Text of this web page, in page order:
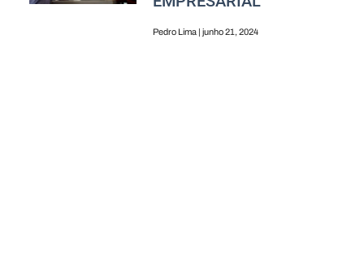
Pedro Lima junho 21, 2024